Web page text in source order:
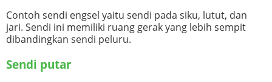
Contoh sendi engsel yaitu sendi pada siku, lutut, dan
jari. Sendi ini memiliki ruang gerak yang lebih sempit
dibandingkan sendi peluru.
Sendi putar